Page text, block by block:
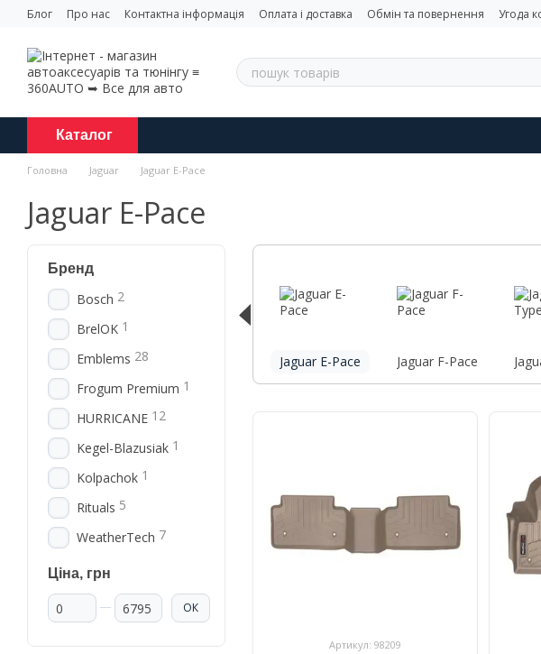
Перейти до основного контенту
Блог Про нас Контактна інформація Оплата і доставка Обмін та повернення Угода
Каталог
Головна Jaguar Jaguar E-Pace
Jaguar E-Pace
Jaguar E-Pace Jaguar F-Pace
Артикул: 98209
Бренд
Bosch 2
BrelOK 1
Emblems 28
Frogum Premium 1
HURRICANE 12
Kegel-Blazusiak 1
Kolpachok 1
Rituals 5
WeatherTech 7
Ціна, грн
Від Ціна, грн
До Ціна, грн ОК